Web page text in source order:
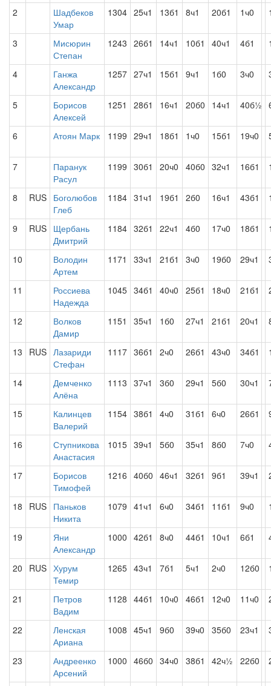
2
Шадбеков
Умар
1304 25ч1 13б1 8ч1 20б1 1ч0
3
Мисюрин
Степан
1243 26б1 14ч1 10б1 40ч1 4б1
4
Ганжа
Александр
1257 27ч1 15б1 9ч1 1б0 3ч0
5
Борисов
Алексей
1251 28б1 16ч1 20б0 14ч1 40б½
6 Атоян Марк 1199 29ч1 18б1 1ч0 15б1 19ч0
7
Паранук
Расул
1199 30б1 20ч0 40б0 32ч1 16б1
8 RUS Боголюбов
Глеб
1184 31ч1 19б1 2б0 16ч1 43б1
9 RUS Щербань
Дмитрий
1184 32б1 22ч1 4б0 17ч0 18б1
10
Володин
Артем
1171 33ч1 21б1 3ч0 19б0 29ч1
11
Россиева
Надежда
1045 34б1 40ч0 25б1 18ч0 21б1
12
Волков
Дамир
1151 35ч1 1б0 27ч1 21б1 20ч1
13 RUS Лазариди
Стефан
1117 36б1 2ч0 26б1 43ч0 34б1
14
Демченко
Алёна
1113 37ч1 3б0 29ч1 5б0 30ч1
15
Калинцев
Валерий
1154 38б1 4ч0 31б1 6ч0 26б1
16
Ступникова
Анастасия
1015 39ч1 5б0 35ч1 8б0 7ч0
17
Борисов
Тимофей
1216 40б0 46ч1 32б1 9б1 39ч1
18 RUS Паньков
Никита
1079 41ч1 6ч0 34б1 11б1 9ч0
19
Яни
Александр
1000 42б1 8ч0 44б1 10ч1 6б1
20 RUS Хурум
Темир
1265 43ч1 7б1 5ч1 2ч0 12б0
21
Петров
Вадим
1128 44б1 10ч0 46б1 12ч0 11ч0
22
Ленская
Ариана
1008 45ч1 9б0 39ч0 35б0 23ч1
23
Андреенко
Арсений
1000 46б0 34ч0 38б1 42ч½ 22б0